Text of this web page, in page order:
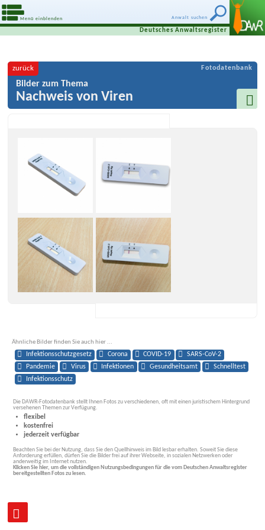
Anwalt suchen
Menü einblenden
Deutsches Anwaltsregister
zurück Fotodatenbank
Bilder zum Thema
Nachweis von Viren
Ähnliche Bilder finden Sie auch hier ...
Infektions­schutz­gesetz Corona COVID-19
SARS-CoV-2
Pandemie
Virus Infektionen Gesundheitsamt
Schnelltest
Infektionsschutz
Die DAWR-Fotodatenbank stellt Ihnen Fotos zu verschiedenen, oft mit einen juristischem Hintergrund
versehenen Themen zur Verfügung.
flexibel
kostenfrei
jederzeit verfügbar
Beachten Sie bei der Nutzung, dass Sie den Quellhinweis im Bild lesbar erhalten. Soweit Sie diese
Anforderung erfüllen, dürfen Sie die Bilder frei auf ihrer Webseite, in sozialen Netzwerken oder
anderweitig im Internet nutzen.
Klicken Sie hier, um die vollständigen Nutzungsbedingungen für die vom Deutschen Anwaltsregister
bereitgestellten Fotos zu lesen.